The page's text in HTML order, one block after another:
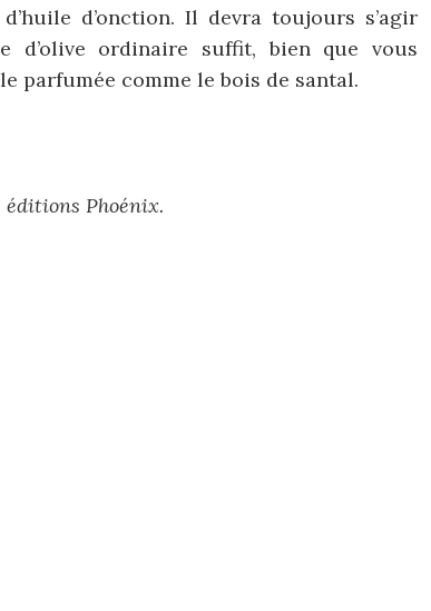
d’onction. Il devra toujours s’agir
d’olive ordinaire suffit, bien que vous
comme le bois de santal.
Phoénix.